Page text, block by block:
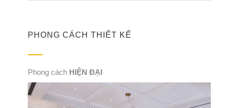
PHONG CÁCH THIẾT KẾ
Phong cách HIỆN ĐẠI